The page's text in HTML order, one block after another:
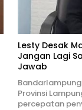
Lesty Desak
Jangan Lagi
Jawab
Bandarlampung
Provinsi
percepatan